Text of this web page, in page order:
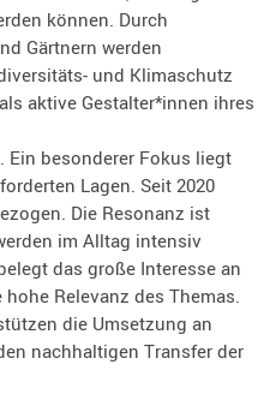
können. Durch
Gärtnern werden
und Klimaschutz
aktive Gestalter*innen ihres
Ein besonderer Fokus liegt
Lagen. Seit 2020
Die Resonanz ist
im Alltag intensiv
das große Interesse an
Relevanz des Themas.
die Umsetzung an
nachhaltigen Transfer der